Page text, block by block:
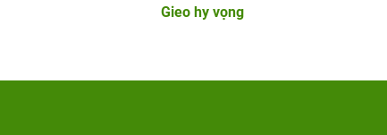
Gieo hy vọng